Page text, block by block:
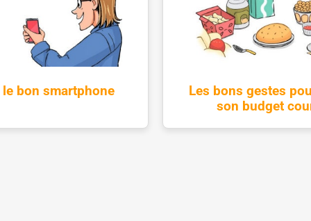
bon smartphone
Les bons gestes
son budget